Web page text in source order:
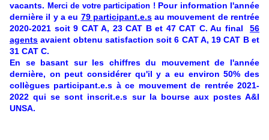
vacants. Merci de votre participation ! Pour information l'année
dernière il y a eu 79 participant.e.sau mouvement de rentrée
2020-2021 soit 9 CAT A, 23 CAT B et 47 CAT C. Au final 56
agents avaient obtenu satisfaction soit 6 CAT A, 19 CAT B et
31 CAT C.
En se basant sur les chiffres du mouvement de l'année
dernière, on peut considérer qu'il y a eu environ 50% des
collègues participant.e.s à ce mouvement de rentrée 2021-
2022 qui se sont inscrit.e.s sur la bourse aux postes A&I
UNSA.